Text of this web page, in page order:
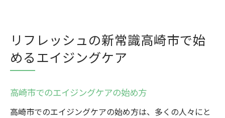
リフレッシュの新常識高崎市で始
めるエイジングケア
高崎市でのエイジングケアの始め方
高崎市でのエイジングケアの始め方は、多くの人々にと